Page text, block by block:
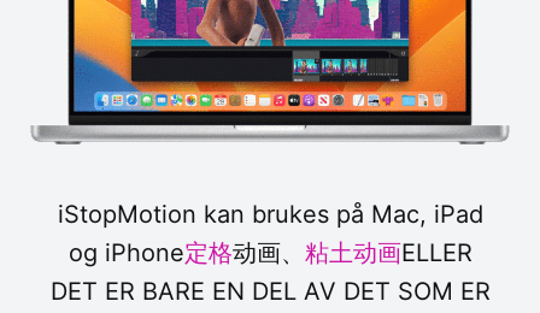
iStopMotion kan brukes på Mac, iPad
og iPhone定格动画、 粘土动画ELLER
DET ER BARE EN DEL AV DET SOM ER